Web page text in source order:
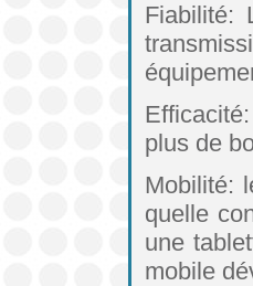
Fiabilité:
plus de
Mobilité:
quelle
une
mobile